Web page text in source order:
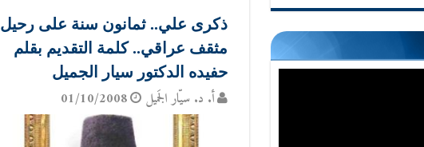
ذكرى علي.. ثمانون سنة على رحيل
مثقف عراقي.. كلمة التقديم بقلم
حفيده الدكتور سيار الجميل
أ. د. سيّار الجَميل 01/10/2008